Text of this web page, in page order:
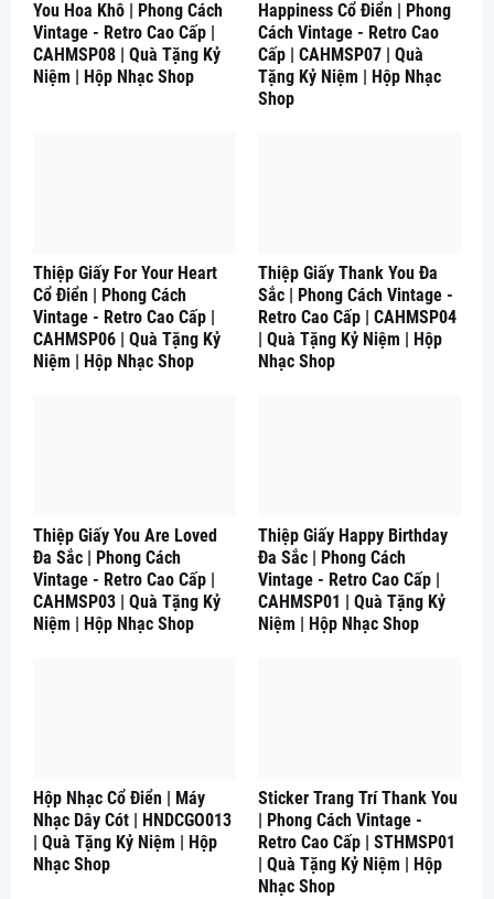
You Hoa Khô | Phong Cách
Vintage - Retro Cao Cấp |
CAHMSP08 | Quà Tặng Kỷ
Niệm | Hộp Nhạc Shop
Happiness Cổ Điển | Phong
Cách Vintage - Retro Cao
Cấp | CAHMSP07 | Quà
Tặng Kỷ Niệm | Hộp Nhạc
Shop
Thiệp Giấy For Your Heart
Cổ Điển | Phong Cách
Vintage - Retro Cao Cấp |
CAHMSP06 | Quà Tặng Kỷ
Niệm | Hộp Nhạc Shop
Thiệp Giấy Thank You Đa
Sắc | Phong Cách Vintage -
Retro Cao Cấp | CAHMSP04
| Quà Tặng Kỷ Niệm | Hộp
Nhạc Shop
Thiệp Giấy You Are Loved
Đa Sắc | Phong Cách
Vintage - Retro Cao Cấp |
CAHMSP03 | Quà Tặng Kỷ
Niệm | Hộp Nhạc Shop
Thiệp Giấy Happy Birthday
Đa Sắc | Phong Cách
Vintage - Retro Cao Cấp |
CAHMSP01 | Quà Tặng Kỷ
Niệm | Hộp Nhạc Shop
Hộp Nhạc Cổ Điển | Máy
Nhạc Dây Cót | HNDCGO013
| Quà Tặng Kỷ Niệm | Hộp
Nhạc Shop
Sticker Trang Trí Thank You
| Phong Cách Vintage -
Retro Cao Cấp | STHMSP01
| Quà Tặng Kỷ Niệm | Hộp
Nhạc Shop